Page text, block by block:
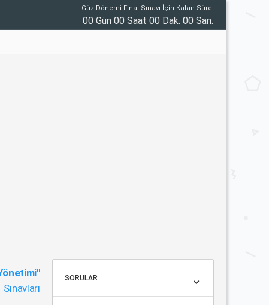
Güz Dönemi Final Sınavı İçin Kalan Süre:
00 Gün 00 Saat 00 Dak. 00 San.
Sınavları
SORULAR